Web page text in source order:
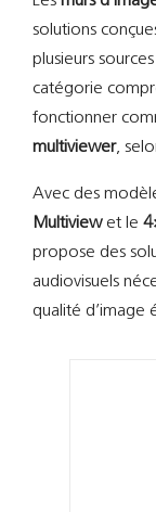
solutions
plusieurs
catégorie
fonctionner
multiviewer,
Avec des
Multiviewet le
propose des
audiovisuels
qualité d’image